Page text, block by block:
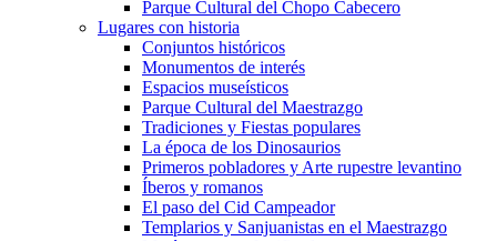
Parque Cultural del Chopo Cabecero
Lugares con historia
Conjuntos históricos
Monumentos de interés
Espacios museísticos
Parque Cultural del Maestrazgo
Tradiciones y Fiestas populares
La época de los Dinosaurios
Primeros pobladores y Arte rupestre levantino
Íberos y romanos
El paso del Cid Campeador
Templarios y Sanjuanistas en el Maestrazgo